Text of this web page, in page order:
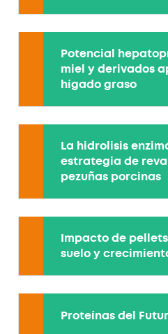
Potencial
miel y derivados apícolas en el
hígado graso
La hidrolisis
estrategia de revalorización de
pezuñas porcinas
Impacto de
suelo y
Proteínas del